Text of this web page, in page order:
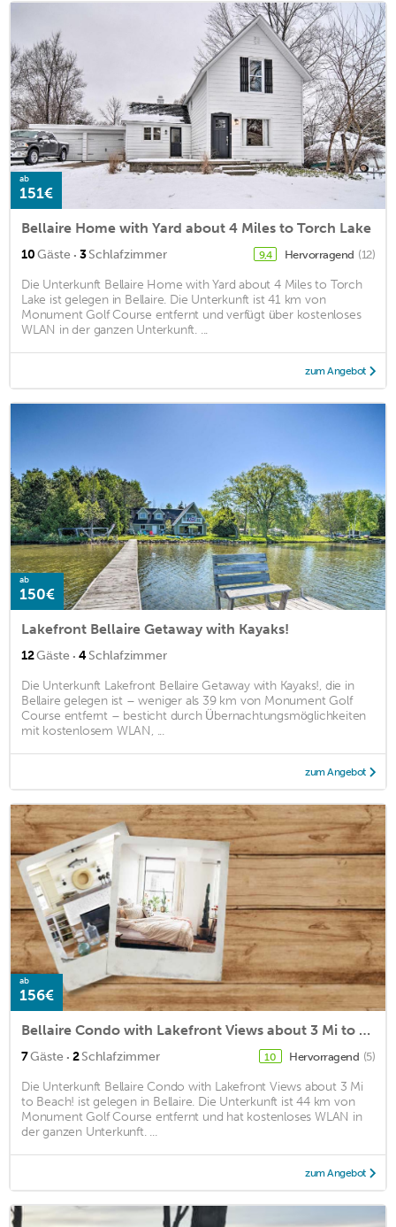
ab
151€
Bellaire Home with Yard about 4 Miles to Torch Lake
10Gäste · 3Schlafzimmer 9,4 Hervorragend (12)
Die Unterkunft Bellaire Home with Yard about 4 Miles to Torch
Lake ist gelegen in Bellaire. Die Unterkunft ist 41 km von
Monument Golf Course entfernt und verfügt über kostenloses
WLAN in der ganzen Unterkunft. ...
zum Angebot
ab
150€
Lakefront Bellaire Getaway with Kayaks!
12Gäste · 4Schlafzimmer
Die Unterkunft Lakefront Bellaire Getaway with Kayaks!, die in
Bellaire gelegen ist – weniger als 39 km von Monument Golf
Course entfernt – besticht durch Übernachtungsmöglichkeiten
mit kostenlosem WLAN, ...
zum Angebot
ab
156€
Bellaire Condo with Lakefront Views about 3 Mi to Beach!
7Gäste · 2Schlafzimmer 10 Hervorragend (5)
Die Unterkunft Bellaire Condo with Lakefront Views about 3 Mi
to Beach! ist gelegen in Bellaire. Die Unterkunft ist 44 km von
Monument Golf Course entfernt und hat kostenloses WLAN in
der ganzen Unterkunft. ...
zum Angebot